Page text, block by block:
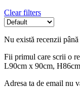
Clear filters
Nu există recenzii până
Fii primul care scrii o
L90cm x 90cm,
Adresa ta de email nu